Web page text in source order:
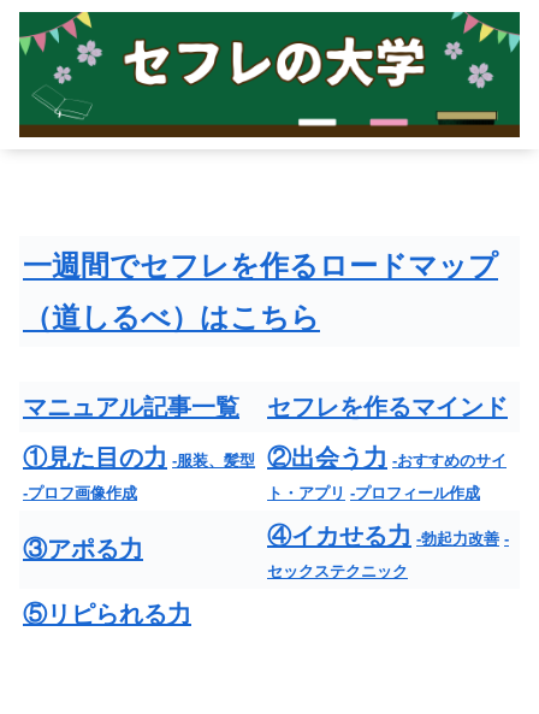
一週間でセフレを作るロードマップ
（道しるべ）はこちら
マニュアル記事一覧
セフレを作るマインド
①見た目の力 -服装、髪型
-プロフ画像作成
②出会う力 -おすすめのサイ
ト・アプリ -プロフィール作成
③アポる力 ④イカせる力 -勃起力改善 -
セックステクニック
⑤リピられる力